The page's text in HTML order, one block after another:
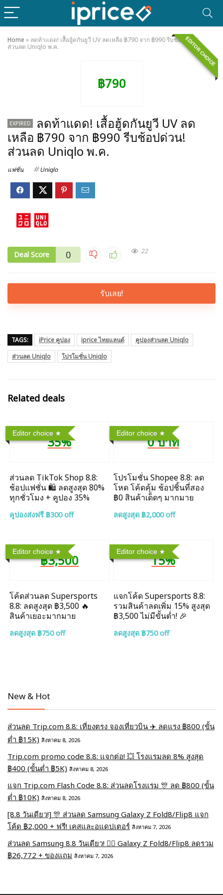
Home » ลดท้าแดด! เสื้อฮู้ดกันยูวี UV ลดเหลือ ฿790 จาก ฿990 รีบช้อปด่วน!
ส่วนลด Uniqlo พ.ค.
EDITOR CHOICE
฿790
EXPIRED
ลดท้าแดด! เสื้อฮู้ดกันยูวี UV ลด
เหลือ ฿790 จาก ฿990 รีบช้อปด่วน!
ส่วนลด Uniqlo พ.ค.
แฟชั่น Uniqlo
Deal Score 0 22
รับเลย!
TAGS: iPrice คูปอง iprice ไทยแลนด์
คูปองส่วนลด Uniqlo
ส่วนลด Uniqlo
โปรโมชั่น Uniqlo
Related deals
Editor choice
35%
ส่วนลด TikTok Shop 8.8:
ช้อปแฟชั่น 🛍️ ลดสูงสุด 80%
ทุกชั่วโมง + คูปอง 35%
คูปองส่งฟรี ฿300 off
Editor choice
0 บาท
โปรโมชั่น Shopee 8.8: ลด
โหด โค้ดคุ้ม ช้อปชิ้นที่สอง
฿0 สินค้าเด็ดๆ มากมาย
ลดสูงสุด ฿2,000 off
Editor choice
฿3,500
โค้ดส่วนลด Supersports
8.8: ลดสูงสุด ฿3,500 🔥
สินค้าเยอะมากมาย
ลดสูงสุด ฿750 off
Editor choice
15%
แจกโค้ด Supersports 8.8:
รวมสินค้าลดเพิ่ม 15% สูงสุด
฿3,500 ไม่มีขั้นต่ำ! 🎉
ลดสูงสุด ฿750 off
New & Hot
ส่วนลด Trip.com 8.8: เที่ยงตรง จองเที่ยวบิน ✈️ ลดแรง ฿800 (ขั้น
ต่ำ ฿15K) สิงหาคม 8, 2026
Trip.com promo code 8.8: แจกต่อ! 💥 โรงแรมลด 8% สูงสุด
฿400 (ขั้นต่ำ ฿5K) สิงหาคม 8, 2026
แจก Trip.com Flash Code 8.8: ส่วนลดโรงแรม 🎊 ลด ฿800 (ขั้น
ต่ำ ฿10K) สิงหาคม 8, 2026
[8.8 วันเดียว!] 🎊 ส่วนลด Samsung Galaxy Z Fold8/Flip8 แจก
โค้ด ฿2,000 + ฟรี! เคสและอแดปเตอร์ สิงหาคม 7, 2026
ส่วนลด Samsung 8.8 วันเดียว! ❤️‍🔥 Galaxy Z Fold8/Flip8 ลดรวม
฿26,772 + ของแถม สิงหาคม 7, 2026